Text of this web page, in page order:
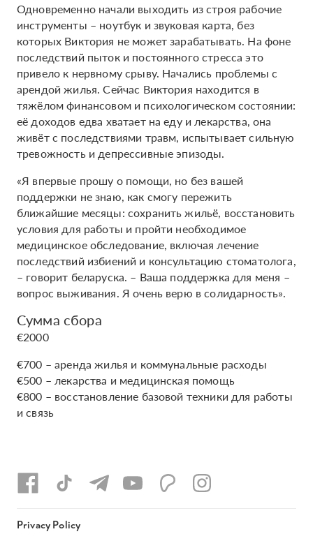
Одновременно начали выходить из строя рабочие
инструменты – ноутбук и звуковая карта, без
которых Виктория не может зарабатывать. На фоне
последствий пыток и постоянного стресса это
привело к нервному срыву. Начались проблемы с
арендой жилья. Сейчас Виктория находится в
тяжёлом финансовом и психологическом состоянии:
её доходов едва хватает на еду и лекарства, она
живёт с последствиями травм, испытывает сильную
тревожность и депрессивные эпизоды.
«Я впервые прошу о помощи, но без вашей
поддержки не знаю, как смогу пережить
ближайшие месяцы: сохранить жильё, восстановить
условия для работы и пройти необходимое
медицинское обследование, включая лечение
последствий избиений и консультацию стоматолога,
– говорит беларуска. – Ваша поддержка для меня –
вопрос выживания. Я очень верю в солидарность».
Сумма сбора
€2000
€700 – аренда жилья и коммунальные расходы
€500 – лекарства и медицинская помощь
€800 – восстановление базовой техники для работы
и связь
Privacy Policy